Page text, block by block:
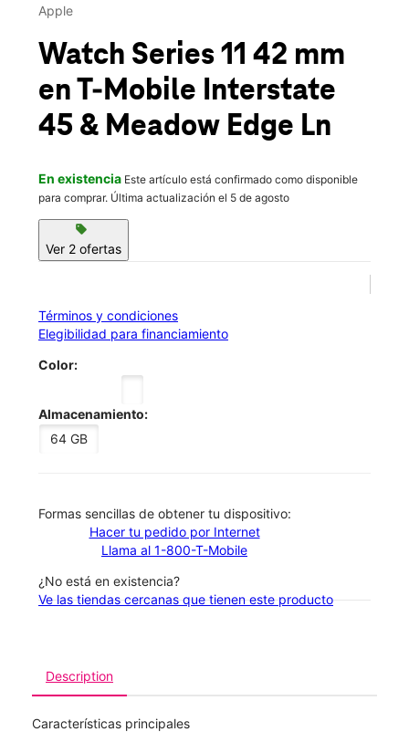
Mié.:
20141 Interstate 45 Ste 600 Spring, TX 77388
Apple
Watch Series 11 42 mm
en T-Mobile Interstate
45 & Meadow Edge Ln
En existencia Este artículo está confirmado como disponible
para comprar. Última actualización el 5 de agosto
sell
Ver 2 ofertas
Términos y condiciones
Elegibilidad para financiamiento
Color:
Almacenamiento:
64 GB
​​​​​​​Formas sencillas de obtener tu dispositivo:
Hacer tu pedido por Internet
Llama al 1-800-T-Mobile
¿No está en existencia?
Ve las tiendas cercanas que tienen este producto
Description
Características principales